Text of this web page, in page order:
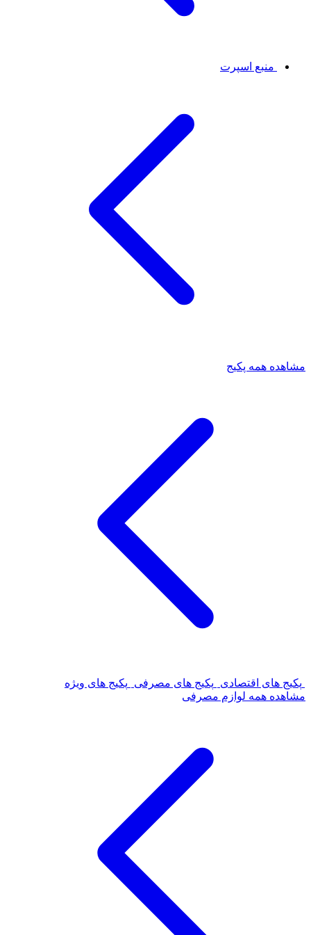
منبع اسپرت
مشاهده همه پکیج
پکیج های اقتصادی پکیج های مصرفی
پکیج های ویژه
مشاهده همه لوازم مصرفی